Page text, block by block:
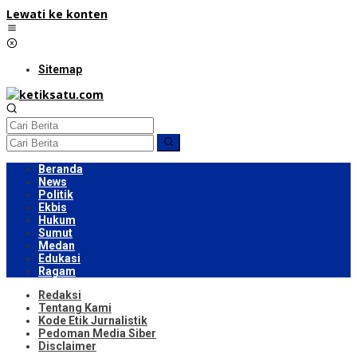
Lewati ke konten
Sitemap
Beranda
News
Politik
Ekbis
Hukum
Sumut
Medan
Edukasi
Ragam
Redaksi
Tentang Kami
Kode Etik Jurnalistik
Pedoman Media Siber
Disclaimer